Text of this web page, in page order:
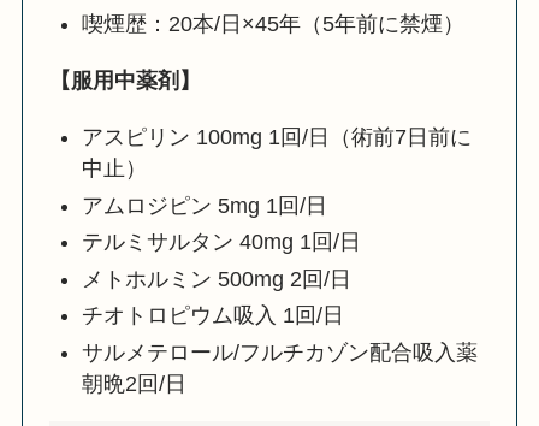
喫煙歴：20本/日×45年（5年前に禁煙）
【服用中薬剤】
アスピリン 100mg 1回/日（術前7日前に
中止）
アムロジピン 5mg 1回/日
テルミサルタン 40mg 1回/日
メトホルミン 500mg 2回/日
チオトロピウム吸入 1回/日
サルメテロール/フルチカゾン配合吸入薬
朝晩2回/日